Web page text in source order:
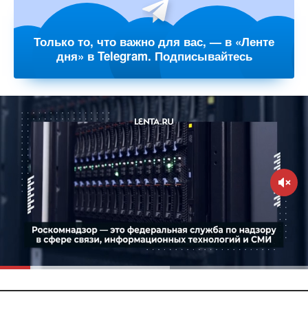
Только то, что важно для вас, — в «Ленте
дня» в Telegram. Подписывайтесь